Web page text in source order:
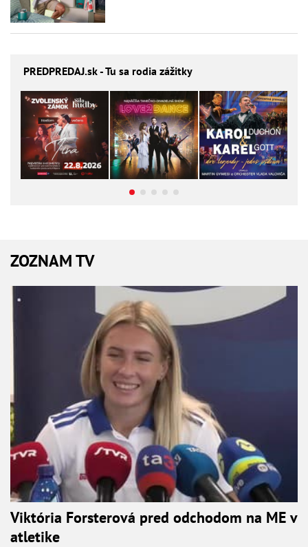
PREDPREDAJ.sk - Tu sa rodia zážitky
ZOZNAM TV
Viktória Forsterová pred odchodom na ME v
atletike